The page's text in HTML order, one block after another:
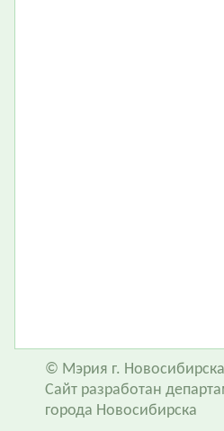
© Мэрия г.
Сайт разработан
города Новосибирска